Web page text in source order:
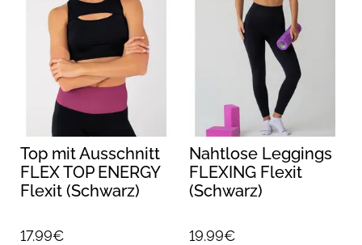
Top mit Ausschnitt
FLEX TOP ENERGY
Flexit (Schwarz)
17.99€
Nahtlose Leggings
FLEXING Flexit
(Schwarz)
19.99€